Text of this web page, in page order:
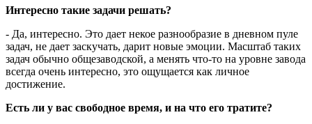
Интересно такие задачи решать?
- Да, интересно. Это дает некое разнообразие в дневном пуле
задач, не дает заскучать, дарит новые эмоции. Масштаб таких
задач обычно общезаводской, а менять что-то на уровне завода
всегда очень интересно, это ощущается как личное
достижение.
Есть ли у вас свободное время, и на что его тратите?